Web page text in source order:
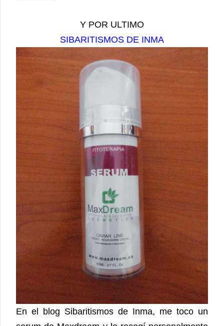
Y POR ULTIMO
SIBARITISMOS DE INMA
En el blog Sibaritismos de Inma, me toco un